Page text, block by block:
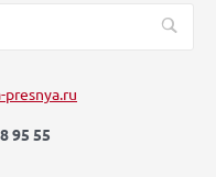
presnya.ru
95 55